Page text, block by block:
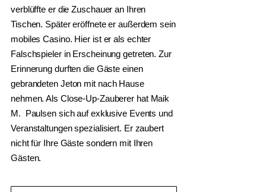
verblüffte er die Zuschauer an Ihren
Tischen. Später eröffnete er außerdem sein
mobiles Casino. Hier ist er als echter
Falschspielerin Erscheinung getreten. Zur
Erinnerung durften die Gäste einen
gebrandeten Jeton mit nach Hause
nehmen. Als Close-Up-Zauberer hat Maik
M. Paulsen sich auf exklusive Events und
Veranstaltungen spezialisiert. Er zaubert
nicht für Ihre Gäste sondern mit Ihren
Gästen.